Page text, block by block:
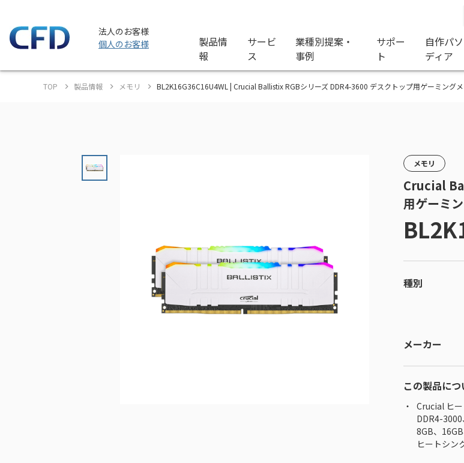
法人のお客様
個人のお客様
製品情
報
サービ
ス
業種別提案・
事例
サポー
ト
自作パ
ディア
TOP 製品情報 メモリ BL2K16G36C16U4WL | Crucial Ballistix RGBシリーズ DDR4-3600 デスクトップ用ゲーミング
メモリ
Crucial
用ゲーミ
種別
メーカー
この製品につ
Crucial ヒ
DDR4-
8GB、
ヒートシン